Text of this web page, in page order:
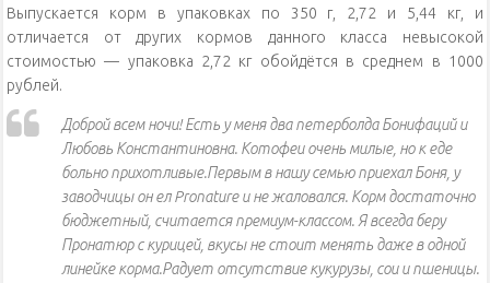
Выпускается корм в упаковках по 350 г, 2,72 и 5,44 кг, и
отличается от других кормов данного класса невысокой
стоимостью — упаковка 2,72 кг обойдётся в среднем в 1000
рублей.
Доброй всем ночи! Есть у меня два петерболда Бонифаций и
Любовь Константиновна. Котофеи очень милые, но к еде
больно прихотливые.Первым в нашу семью приехал Боня, у
заводчицы он ел Pronature и не жаловался. Корм достаточно
бюджетный, считается премиум-классом. Я всегда беру
Пронатюр с курицей, вкусы не стоит менять даже в одной
линейке корма.Радует отсутствие кукурузы, сои и пшеницы.